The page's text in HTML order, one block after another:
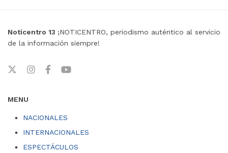
Noticentro 13 ¡NOTICENTRO, periodismo auténtico al servicio
de la información siempre!
MENU
NACIONALES
INTERNACIONALES
ESPECTÁCULOS